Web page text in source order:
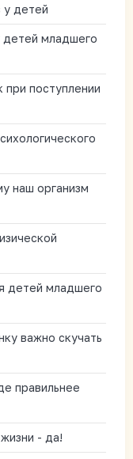
у детей
детей младшего
поступлении
наш организм
детей младшего
важно скучать
правильнее
- да!